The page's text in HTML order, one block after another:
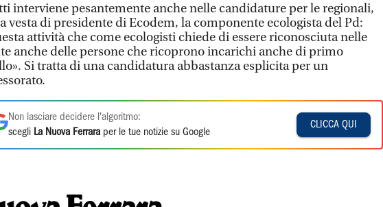
interviene pesantemente anche nelle candidature per le regionali,
vesta di presidente di Ecodem, la componente ecologista del Pd:
attività che come ecologisti chiede di essere riconosciuta nelle
anche delle persone che ricoprono incarichi anche di primo
Si tratta di una candidatura abbastanza esplicita per un
Non lasciare decidere l'algoritmo:
scegli La Nuova Ferrara per le tue notizie su Google
CLICCA QUI